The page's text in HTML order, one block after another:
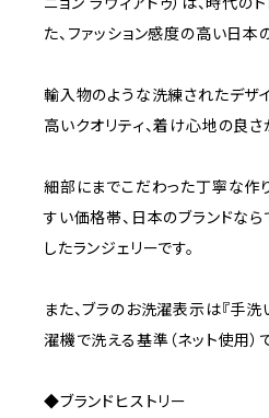
た、ファッション感度の高い日本
輸入物のような洗練されたデザ
高いクオリティ、着け心地の良さ
細部にまでこだわった丁寧な作
すい価格帯、日本のブランドなら
したランジェリーです。
また、ブラのお洗濯表示は『手洗
濯機で洗える基準（ネット使用）
◆ブランドヒストリー